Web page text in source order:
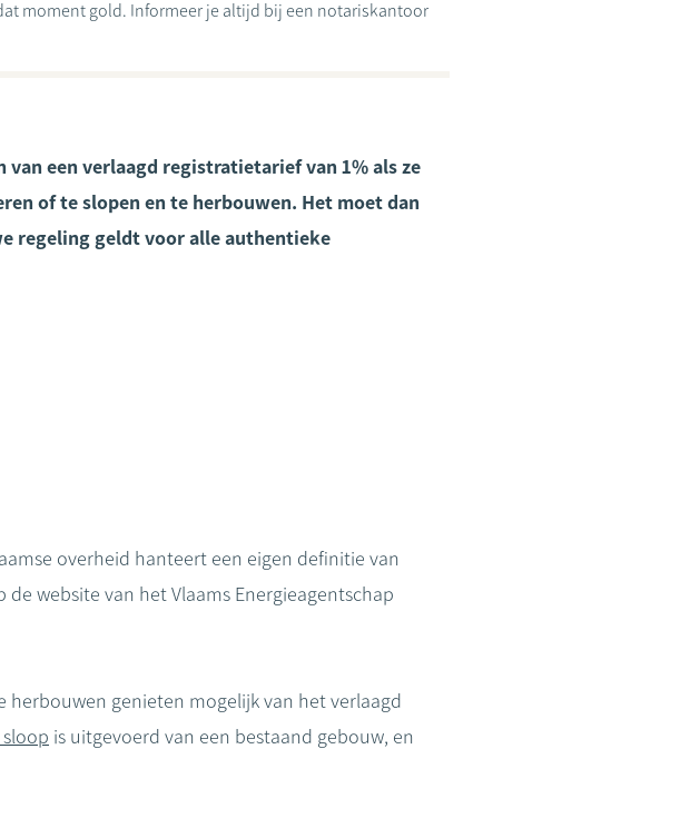
moment gold. Informeer je altijd bij een notariskantoor
van een verlaagd registratietarief van 1% als ze
of te slopen en te herbouwen. Het moet dan
regeling geldt voor alle authentieke
overheid hanteert een eigen definitie van
de website van het Vlaams Energieagentschap
herbouwen genieten mogelijk van het verlaagd
is uitgevoerd van een bestaand gebouw, en